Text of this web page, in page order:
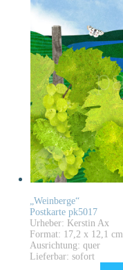
„Weinberge“
Postkarte pk5017
Urheber: Kerstin Ax
Format: 17,2 x 12,1 cm
Ausrichtung: quer
Lieferbar: sofort